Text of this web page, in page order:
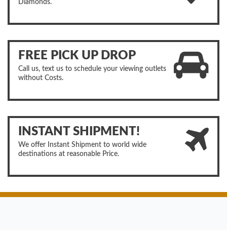
Diamonds.
FREE PICK UP DROP
Call us, text us to schedule your viewing outlets
without Costs.
INSTANT SHIPMENT!
We offer Instant Shipment to world wide
destinations at reasonable Price.